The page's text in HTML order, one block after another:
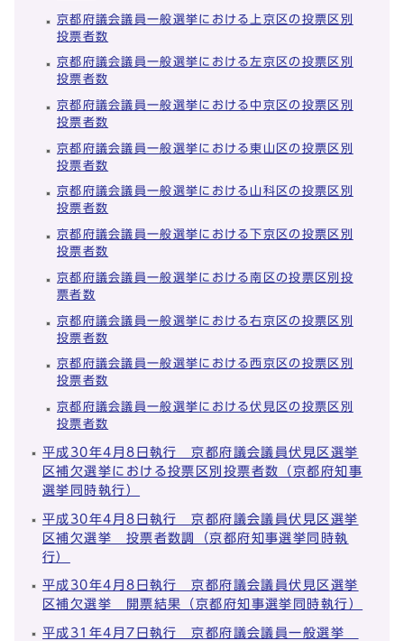
京都府議会議員一般選挙における上京区の投票区別
投票者数
京都府議会議員一般選挙における左京区の投票区別
投票者数
京都府議会議員一般選挙における中京区の投票区別
投票者数
京都府議会議員一般選挙における東山区の投票区別
投票者数
京都府議会議員一般選挙における山科区の投票区別
投票者数
京都府議会議員一般選挙における下京区の投票区別
投票者数
京都府議会議員一般選挙における南区の投票区別投
票者数
京都府議会議員一般選挙における右京区の投票区別
投票者数
京都府議会議員一般選挙における西京区の投票区別
投票者数
京都府議会議員一般選挙における伏見区の投票区別
投票者数
平成30年4月8日執行 京都府議会議員伏見区選挙
区補欠選挙における投票区別投票者数（京都府知事
選挙同時執行）
平成30年4月8日執行 京都府議会議員伏見区選挙
区補欠選挙 投票者数調（京都府知事選挙同時執
行）
平成30年4月8日執行 京都府議会議員伏見区選挙
区補欠選挙 開票結果（京都府知事選挙同時執行）
平成31年4月7日執行 京都府議会議員一般選挙